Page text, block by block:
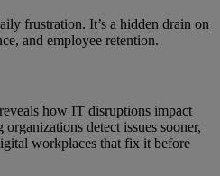
frustration. It’s a hidden drain on
and employee retention.
how IT disruptions impact
detect issues sooner,
workplaces that fix it before